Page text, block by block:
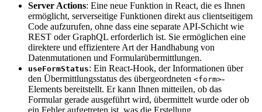
Server Actions: Eine neue Funktion in React, die es Ihnen
ermöglicht, serverseitige Funktionen direkt aus clientseitigem
Code aufzurufen, ohne dass eine separate API-Schicht wie
REST oder GraphQL erforderlich ist. Sie ermöglichen eine
direktere und effizientere Art der Handhabung von
Datenmutationen und Formularübermittlungen.
useFormStatus: Ein React-Hook, der Informationen über
den Übermittlungsstatus des übergeordneten <form>-
Elements bereitstellt. Er kann Ihnen mitteilen, ob das
Formular gerade ausgeführt wird, übermittelt wurde oder ob